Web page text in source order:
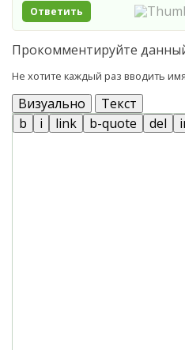
Ответить
Прокомментируйте
Не хотите каждый раз вводить
Визуально Текст